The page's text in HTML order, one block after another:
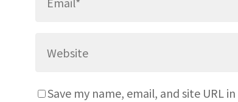
Save my name, email, and site URL